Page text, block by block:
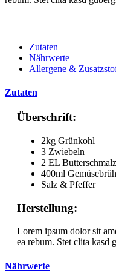
Zutaten
Nährwerte
Allergene &
Zutaten
Überschrift:
2kg Grünkohl
3 Zwiebeln
2 EL Butterschmalz
400ml
Salz & Pfeffer
Herstellung:
Lorem ipsum dolor sit
ea rebum. Stet clita kasd
Nährwerte